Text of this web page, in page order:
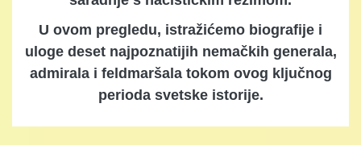
U ovom pregledu, istražićemo biografije i
uloge deset najpoznatijih nemačkih generala,
admirala i feldmaršala tokom ovog ključnog
perioda svetske istorije.